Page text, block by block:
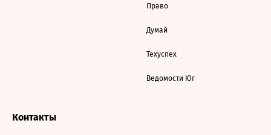
Право
Думай
Техуспех
Ведомости Юг
Контакты